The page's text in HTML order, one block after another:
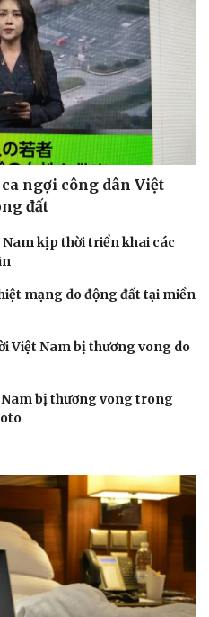
Sành điệu
Tin Công nghệ
Trải nghiệm
Chuyển đổi số
ngợi công dân Việt
đất
kịp thời triển khai các
mạng do động đất tại miền
Việt Nam bị thương vong do
bị thương vong trong